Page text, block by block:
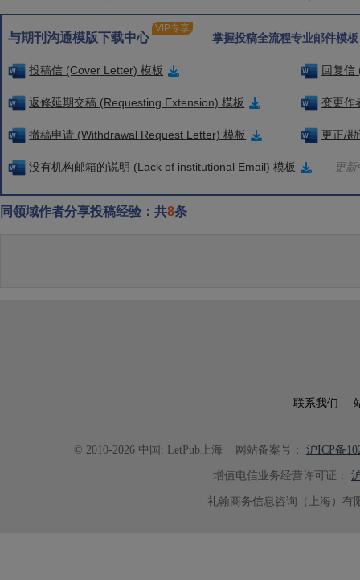
与期刊沟通模版下载中心
VIP专享
掌握投稿全流程专业邮件模
投稿信 (Cover Letter) 模板 回复信
返修延期交稿 (Requesting Extension) 模板 变更作
撤稿申请 (Withdrawal Request Letter) 模板 更正/
没有机构邮箱的说明 (Lack of institutional Email) 模板 更
同领域作者分享投稿经验：共8条
联系我们
© 2010-2026 中国: LetPub上海 网站备案号： 沪ICP备
增值电信业务经营许可证：
礼翰商务信息咨询（上海）